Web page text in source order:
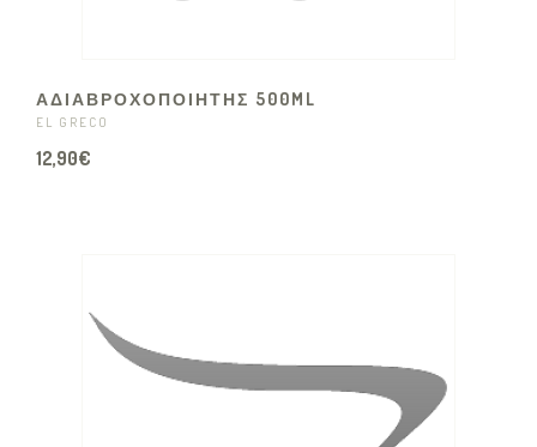
ΑΔΙΑΒΡΟΧΟΠΟΙΗΤΗΣ 500ML
EL GRECO
12,90€